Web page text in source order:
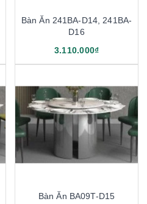
Bàn Ăn 241BA-D14, 241BA-
D16
3.110.000₫
Bàn Ăn BA09T-D15